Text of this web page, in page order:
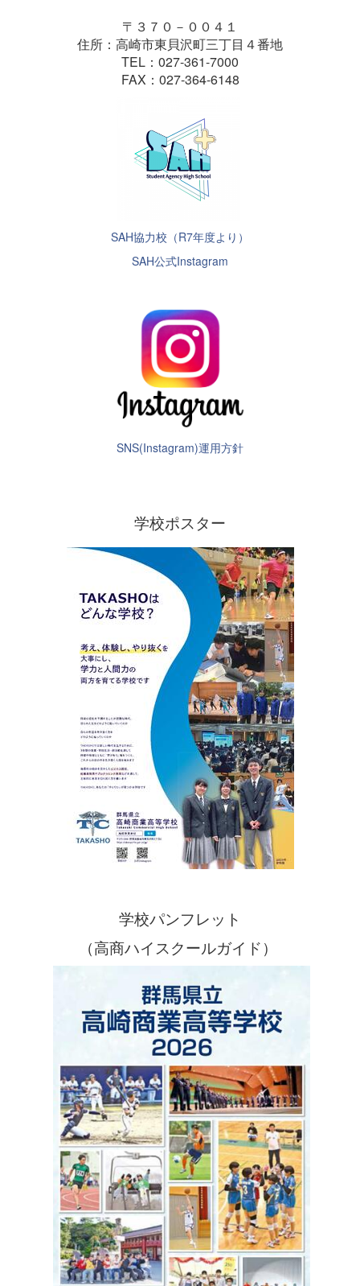
〒３７０－００４１
住所：高崎市東貝沢町三丁目４番地
TEL：027-361-7000
FAX：027-364-6148
SAH協力校（R7年度より）
SAH公式Instagram
SNS(Instagram)運用方針
学校ポスター
学校パンフレット
（高商ハイスクールガイド）